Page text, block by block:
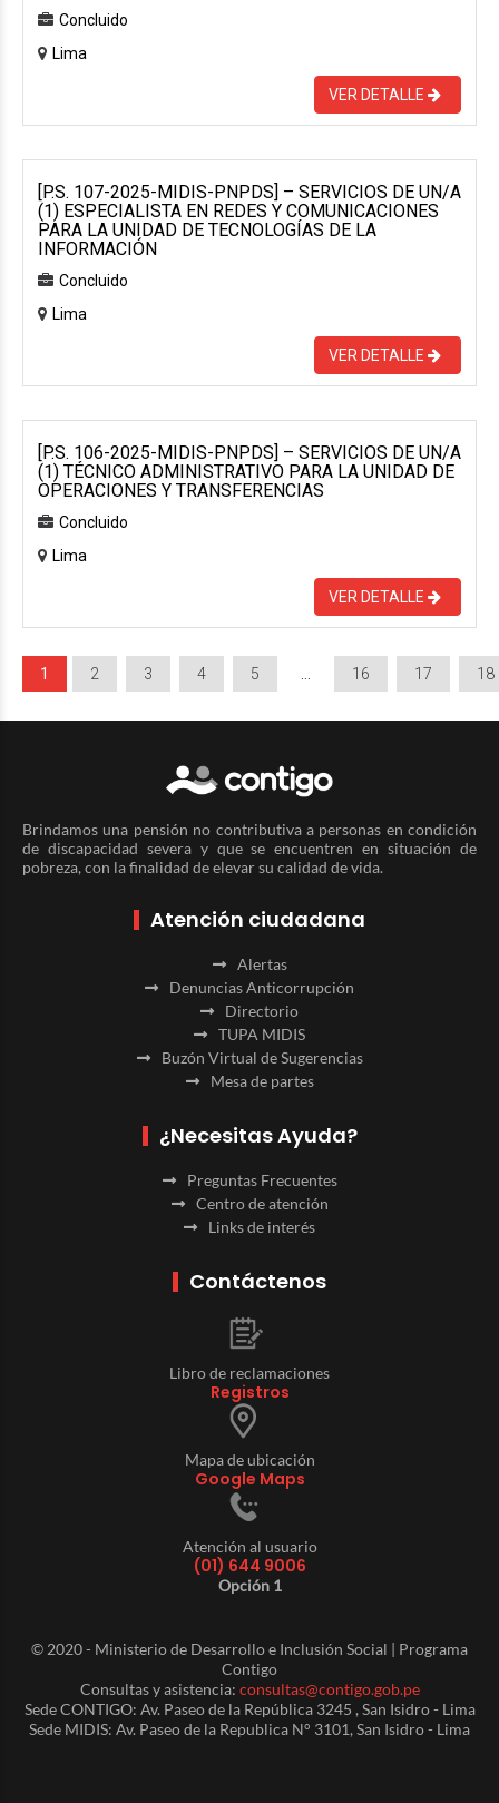
Concluido
Lima
VER DETALLE
[P.S. 107-2025-MIDIS-PNPDS] – SERVICIOS DE UN/A
(1) ESPECIALISTA EN REDES Y COMUNICACIONES
PARA LA UNIDAD DE TECNOLOGÍAS DE LA
INFORMACIÓN
Concluido
Lima
VER DETALLE
[P.S. 106-2025-MIDIS-PNPDS] – SERVICIOS DE UN/A
(1) TÉCNICO ADMINISTRATIVO PARA LA UNIDAD DE
OPERACIONES Y TRANSFERENCIAS
Concluido
Lima
VER DETALLE
1 2 3 4 5 16 17 18
Brindamos una pensión no contributiva a personas en condición
de discapacidad severa y que se encuentren en situación de
pobreza, con la finalidad de elevar su calidad de vida.
Atención ciudadana
Alertas
Denuncias Anticorrupción
Directorio
TUPA MIDIS
Buzón Virtual de Sugerencias
Mesa de partes
¿Necesitas Ayuda?
Preguntas Frecuentes
Centro de atención
Links de interés
Contáctenos
Libro de reclamaciones
Registros
Mapa de ubicación
Google Maps
Atención al usuario
(01) 644 9006
Opción 1
© 2020 - Ministerio de Desarrollo e Inclusión Social | Programa
Contigo
Consultas y asistencia: consultas@contigo.gob.pe
Sede CONTIGO: Av. Paseo de la República 3245 , San Isidro - Lima
Sede MIDIS: Av. Paseo de la Republica N° 3101, San Isidro - Lima